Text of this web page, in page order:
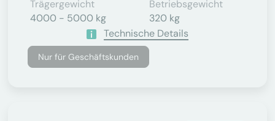
Trägergewicht
4000 - 5000 kg
Betriebsgewicht
320 kg
Technische Details
Nur für Geschäftskunden